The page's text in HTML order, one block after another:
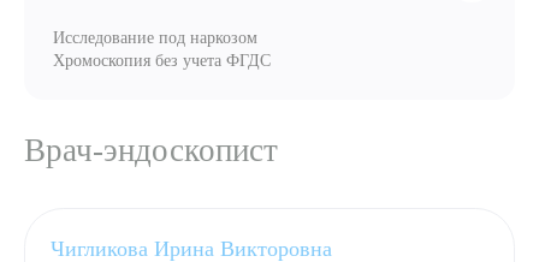
Исследование под наркозом
Хромоскопия без учета ФГДС
Врач-эндоскопист
Чигликова Ирина Викторовна